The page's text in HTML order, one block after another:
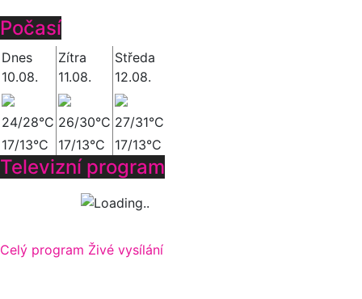
Počasí
Dnes
10.08.
Zítra
11.08.
Středa
12.08.
24/28°C 26/30°C 27/31°C
17/13°C
17/13°C 17/13°C
Televizní program
Celý program Živé vysílání